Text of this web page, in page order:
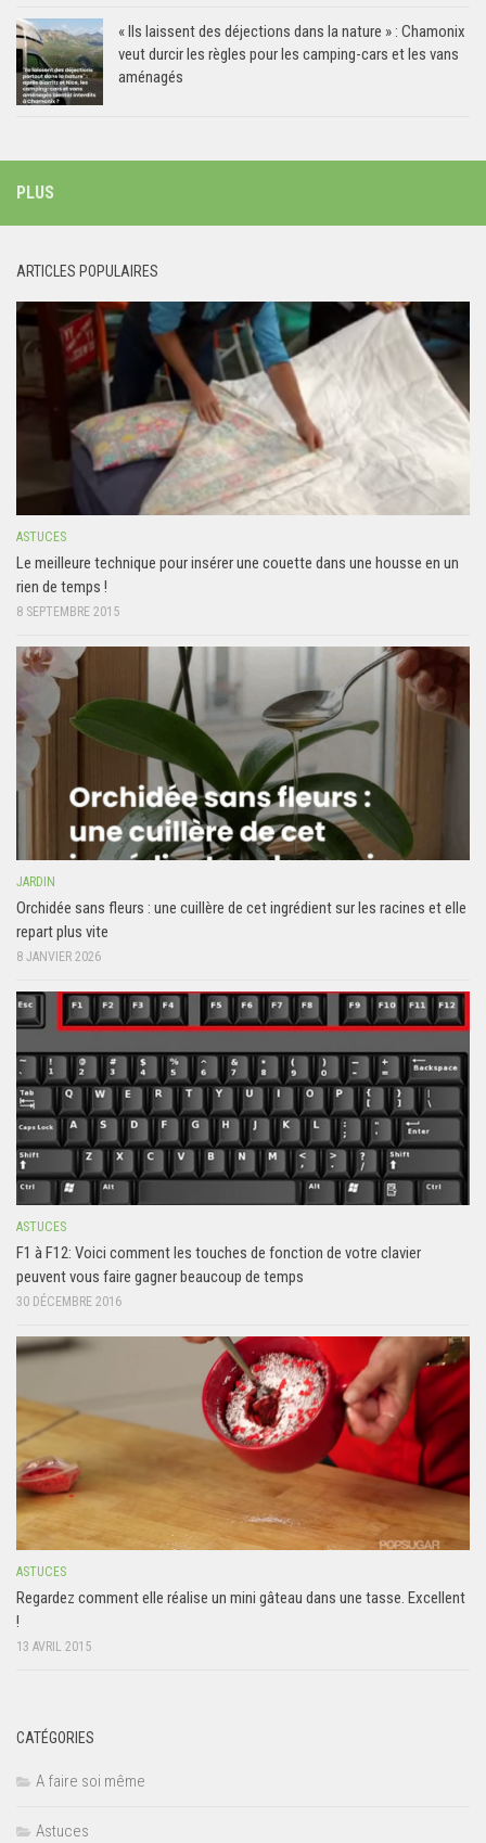
« Ils laissent des déjections dans la nature » : Chamonix
veut durcir les règles pour les camping-cars et les vans
aménagés
PLUS
ARTICLES POPULAIRES
ASTUCES
Le meilleure technique pour insérer une couette dans une housse en un
rien de temps !
8 SEPTEMBRE 2015
JARDIN
Orchidée sans fleurs : une cuillère de cet ingrédient sur les racines et elle
repart plus vite
8 JANVIER 2026
ASTUCES
F1 à F12: Voici comment les touches de fonction de votre clavier
peuvent vous faire gagner beaucoup de temps
30 DÉCEMBRE 2016
ASTUCES
Regardez comment elle réalise un mini gâteau dans une tasse. Excellent
!
13 AVRIL 2015
CATÉGORIES
A faire soi même
Astuces